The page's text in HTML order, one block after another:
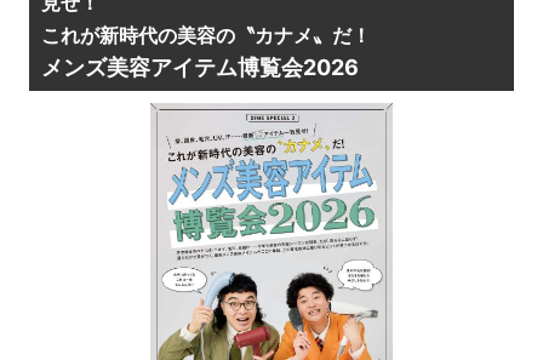
これが新時代の美容の〝カナメ〟だ！
メンズ美容アイテム博覧会2026